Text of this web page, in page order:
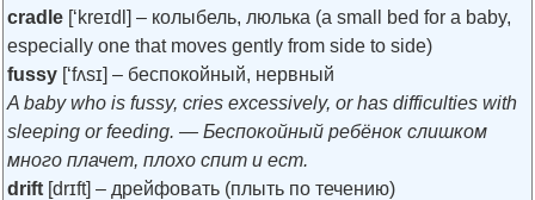
cradle [‘kreɪdl] – колыбель, люлька (a small bed for a baby,
especially one that moves gently from side to side)
fussy [‘fʌsɪ] – беспокойный, нервный
A baby who is fussy, cries excessively, or has difficulties with
sleeping or feeding. — Беспокойный ребёнок слишком
много плачет, плохо спит и ест.
drift [drɪft] – дрейфовать (плыть по течению)